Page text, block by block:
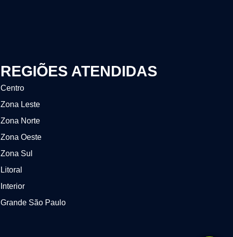
REGIÕES ATENDIDAS
Centro
Zona Leste
Zona Norte
Zona Oeste
Zona Sul
Litoral
Interior
Grande São Paulo